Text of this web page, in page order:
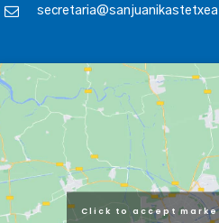
Click to accept